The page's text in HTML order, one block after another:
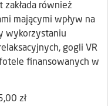
zakłada również
mającymi wpływ na
wykorzystaniu
gogli VR
finansowanych w
zł